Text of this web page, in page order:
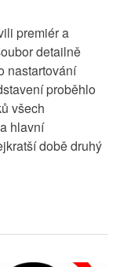
premiér a
detailně
nastartování
proběhlo
všech
hlavní
době druhý